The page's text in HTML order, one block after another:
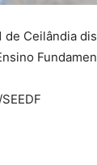
de Ceilândia